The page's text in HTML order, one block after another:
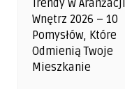
Trendy W Aranżacji
Wnętrz 2026 – 10
Pomysłów, Które
Odmienią Twoje
Mieszkanie